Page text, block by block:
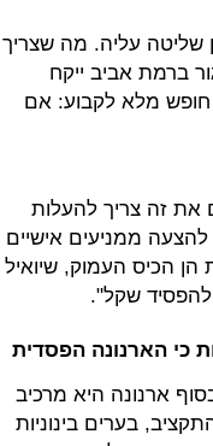
שליטה עליה. מה שצריך
ברמת אביב ייקח
חופש מלא לקבוע: אם
את זה צריך להעלות
להצעה ממניעים אישיים
הכיס העמוק, שיואיל
שקל".
כי הארנונה הפסדית
ארנונה היא מרכיב
של עירייה. בערים קטנות היא מכסה 30% מהתקציב, בערים בינוניות